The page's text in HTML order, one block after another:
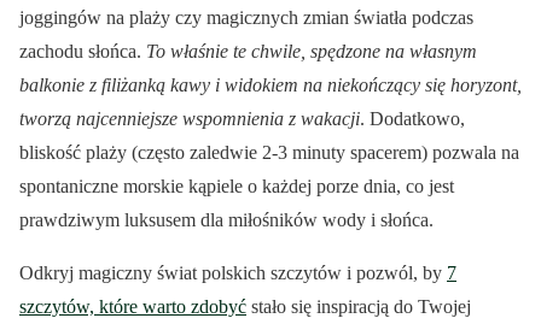
joggingów na plaży czy magicznych zmian światła podczas
zachodu słońca. To właśnie te chwile, spędzone na własnym
balkonie z filiżanką kawy i widokiem na niekończący się horyzont,
tworzą najcenniejsze wspomnienia z wakacji. Dodatkowo,
bliskość plaży (często zaledwie 2-3 minuty spacerem) pozwala na
spontaniczne morskie kąpiele o każdej porze dnia, co jest
prawdziwym luksusem dla miłośników wody i słońca.
Odkryj magiczny świat polskich szczytów i pozwól, by 7
szczytów, które warto zdobyć stało się inspiracją do Twojej